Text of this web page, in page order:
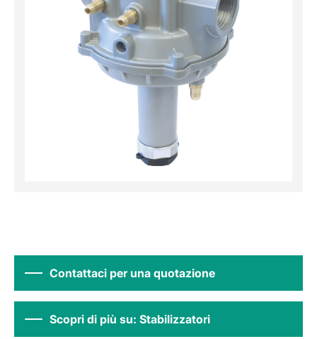
Contattaci per una quotazione
Scopri di più su: Stabilizzatori